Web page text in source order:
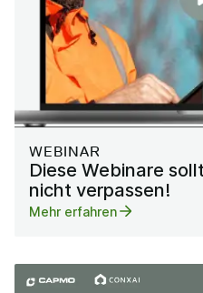
WEBINAR
Diese Webinare
nicht verpassen!
Mehr erfahren